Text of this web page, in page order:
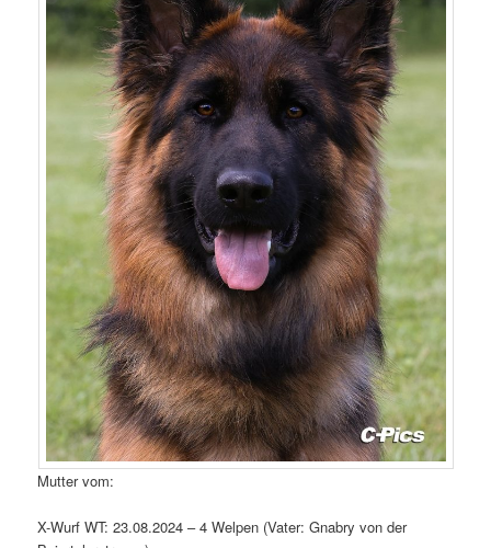
Mutter vom:
X-Wurf WT: 23.08.2024 – 4 Welpen (Vater: Gnabry von der